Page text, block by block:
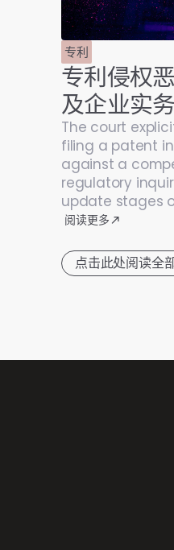
专利
专利侵权
及企业实
The court
filing a patent
against a
regulatory
update stages
阅读更多
点击此处阅读全